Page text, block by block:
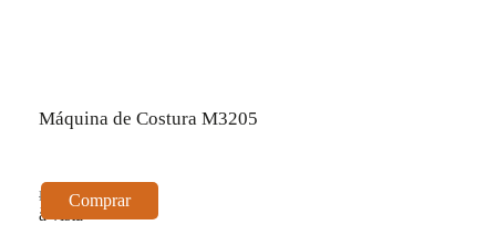
Máquina de Costura M3205
R$ 1.249,00
à vista
Comprar